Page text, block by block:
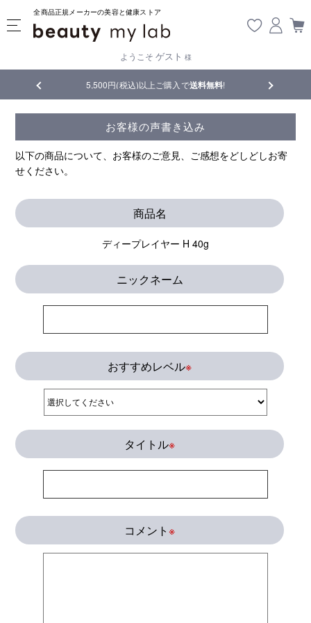
全商品正規メーカーの美容と健康ストア
ようこそ ゲスト 様
5,500円(税込)以上ご購入で送料無料! 【重要】
お客様の声書き込み
以下の商品について、お客様のご意見、ご感想をどしどしお寄
せください。
商品名
ディープレイヤー H 40g
ニックネーム
おすすめレベル※
タイトル※
コメント※